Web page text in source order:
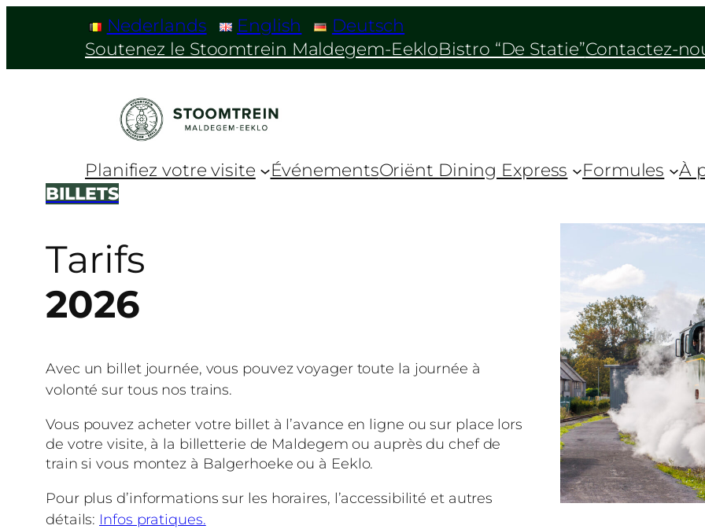
Nederlands English
Deutsch
Soutenez le Stoomtrein Maldegem-EekloBistro “De Statie”Contactez-
Planifiez votre visite ÉvénementsOriënt Dining Express Formules À
BILLETS
Tarifs
2026
Avec un billet journée, vous pouvez voyager toute la journée à
volonté sur tous nos trains.
Vous pouvez acheter votre billet à l’avance en ligne ou sur place lors
de votre visite, à la billetterie de Maldegem ou auprès du chef de
train si vous montez à Balgerhoeke ou à Eeklo.
Pour plus d’informations sur les horaires, l’accessibilité et autres
détails: Infos pratiques.